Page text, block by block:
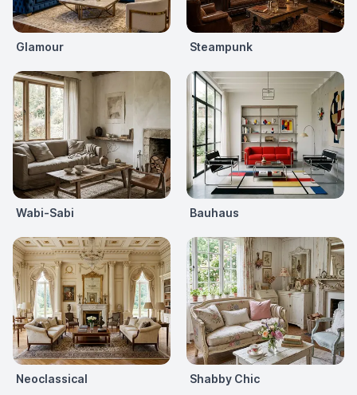
Glamour Steampunk
Wabi-Sabi Bauhaus
Neoclassical Shabby Chic